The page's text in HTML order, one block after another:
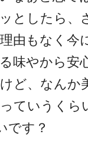
としたら、
由もなく今
味やから安
ど、なんか
ていうくら
です？